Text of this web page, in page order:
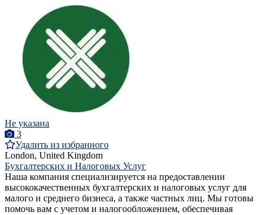
Не указана
3
Удалить из избранного
London, United Kingdom
Бухгалтерских и Налоговых Услуг
Наша компания специализируется на предоставлении
высококачественных бухгалтерских и налоговых услуг для
малого и среднего бизнеса, а также частных лиц. Мы готовы
помочь вам с учетом и налогообложением, обеспечивая